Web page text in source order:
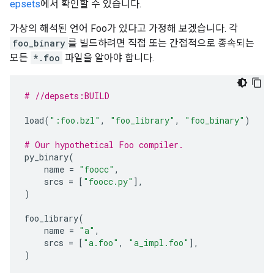
epsets에서 확인할 수 있습니다.
가상의 해석된 언어 Foo가 있다고 가정해 보겠습니다. 각
foo_binary 를 빌드하려면 직접 또는 간접적으로 종속되는
모든 *.foo 파일을 알아야 합니다.
# //depsets:BUILD
load( ":foo.bzl" , "foo_library" , "foo_binary" )
# Our hypothetical Foo compiler.
py_binary(
name = "foocc" ,
srcs = [ "foocc.py" ],
)
foo_library(
name = "a" ,
srcs = [ "a.foo" , "a_impl.foo" ],
)